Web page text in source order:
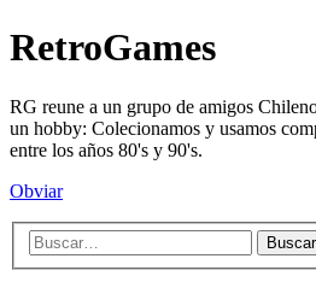
RetroGames
RG reune a un grupo de amigos
un hobby: Colecionamos y usamos
entre los años 80's y 90's.
Obviar
Buscar